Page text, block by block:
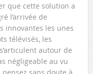
que cette solution a
l’arrivée de
innovantes les unes
télévisés, les
autour de
négligeable au vu
pensez sans doute à